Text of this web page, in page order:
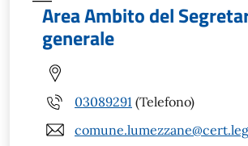
Area Ambito del
generale
03089291 (Telefono)